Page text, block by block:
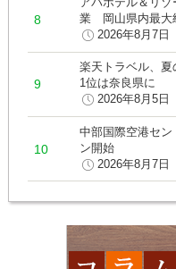
業 岡山県内最大
2026年8月7日
楽天トラベル、
1位は奈良県に
2026年8月5日
中部国際空港セ
ン開始
2026年8月7日